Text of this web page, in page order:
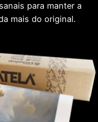
para manter a
mais do original.